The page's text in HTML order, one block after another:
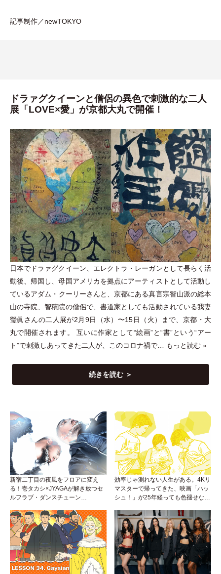
記事制作／newTOKYO
ドラァグクイーンと僧侶の異色で刺激的な二人
展「LOVE×愛」が京都大丸で開催！
日本でドラァグクイーン、エレクトラ ・ レーガンとして長らく活
動後、帰国し、母国アメリカを拠点にアーティストとして活動し
ているアダム ・ クーリーさんと、京都にある真言宗智山派の総本
山の寺院、智積院の僧侶で、書道家としても活動されている我妻
瑩眞さんの二人展が2月9日
（水） 〜15日 （ 火 ） まで、京都 ・ 大
丸で開催されます。 互いに作家として“絵画”と“書”という“アー
ト”で刺激しあってきた二人が、このコロナ禍で… もっと読む »
続きを読む ＞
新宿二丁目の夜風をフロアに変え
る！壱タカシ×JYAGAが解き放つセ
ルフラブ・ダンスチューン
効率じゃ測れない人生がある。4Kリ
マスターで帰ってきた、映画「ハッ
シュ！」が25年経っても色褪せない